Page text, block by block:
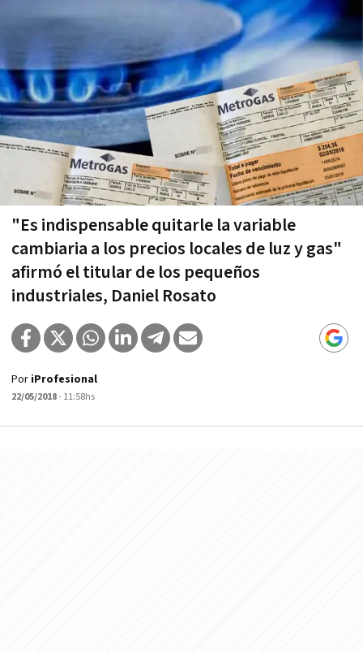
"Es indispensable quitarle la variable
cambiaria a los precios locales de luz y gas"
afirmó el titular de los pequeños
industriales, Daniel Rosato
Por iProfesional
22/05/2018- 11:58hs